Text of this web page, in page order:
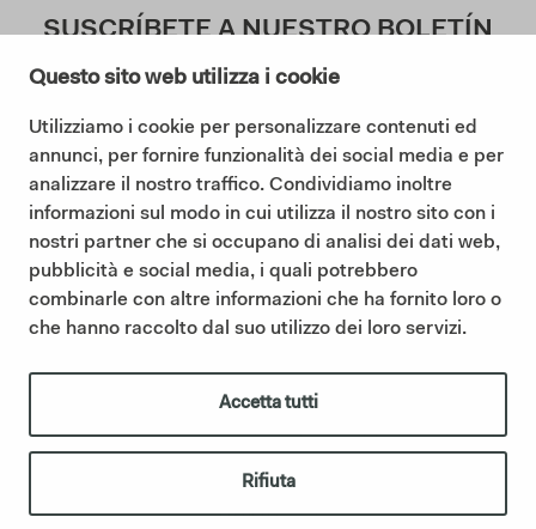
Questo sito web utilizza i cookie
Utilizziamo i cookie per personalizzare contenuti ed
annunci, per fornire funzionalità dei social media e per
analizzare il nostro traffico. Condividiamo inoltre
informazioni sul modo in cui utilizza il nostro sito con i
nostri partner che si occupano di analisi dei dati web,
pubblicità e social media, i quali potrebbero
combinarle con altre informazioni che ha fornito loro o
che hanno raccolto dal suo utilizzo dei loro servizi.
Accetta tutti
Rifiuta
SUSCRÍBETE A NUESTRO BOLETÍN
Doy mi consentimiento a la Política de Privacidad (
Lea nuestra Política de Privacidad)
©2025 Ceramica Cielo |Cookie policy|Privacy policy|
IT01622510566 | Ceramica Cielo forma parte del Grupo Mittel a
italianbathroomdesign.com
créditos|IBD